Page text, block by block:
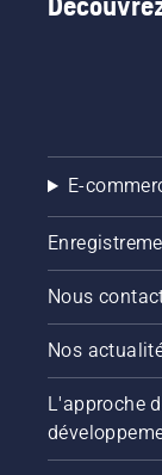
E-
Nous
Nos
L'approche